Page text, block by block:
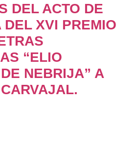
DEL ACTO DE
DEL XVI PREMIO
“ELIO
NEBRIJA” A